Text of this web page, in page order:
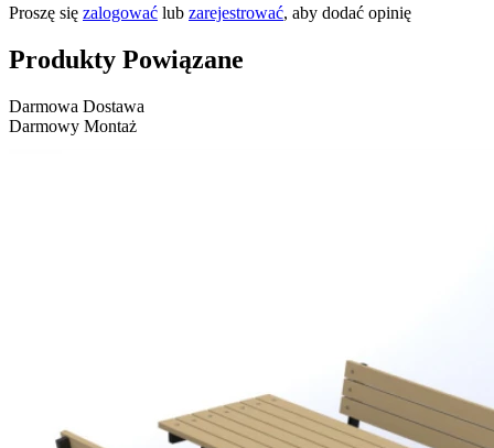
Proszę się zalogować lub zarejestrować, aby dodać opinię
Produkty Powiązane
Darmowa Dostawa
Darmowy Montaż